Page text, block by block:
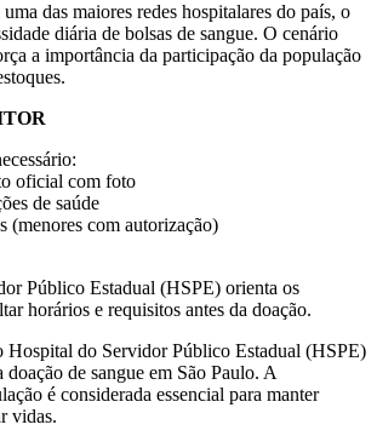
das maiores redes hospitalares do país, o
diária de bolsas de sangue. O cenário
a importância da participação da população
oficial com foto
de saúde
(menores com autorização)
Público Estadual (HSPE) orienta os
horários e requisitos antes da doação.
Hospital do Servidor Público Estadual (HSPE)
de sangue em São Paulo. A
é considerada essencial para manter
vidas.